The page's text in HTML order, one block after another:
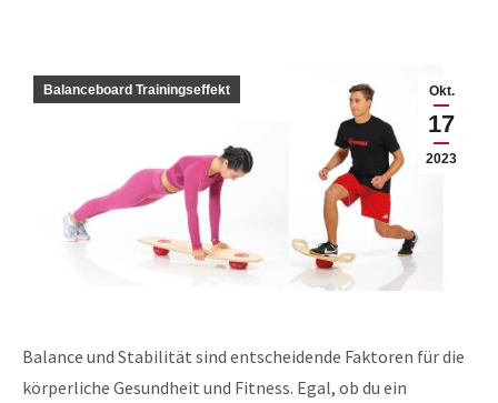
Okt.
17
2023
Balanceboard Trainingseffekt
Balance und Stabilität sind entscheidende Faktoren für die
körperliche Gesundheit und Fitness. Egal, ob du ein